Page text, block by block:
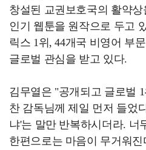
창설된 교권보호국의 활약
인기 웹툰을 원작으로 두고
릭스 1위, 44개국 비영어 부
글로벌 관심을 받고 있다.
김무열은 "공개되고 글로벌
찬 감독님께 제일 먼저 들었
냐'는 말만 반복하시더라. 너
한편으로는 마음이 무거워